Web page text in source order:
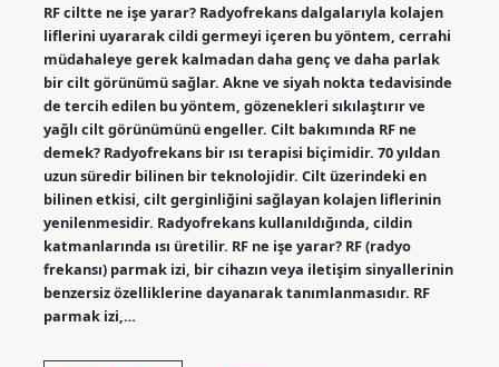
RF ciltte ne işe yarar? Radyofrekans dalgalarıyla kolajen
liflerini uyararak cildi germeyi içeren bu yöntem, cerrahi
müdahaleye gerek kalmadan daha genç ve daha parlak
bir cilt görünümü sağlar. Akne ve siyah nokta tedavisinde
de tercih edilen bu yöntem, gözenekleri sıkılaştırır ve
yağlı cilt görünümünü engeller. Cilt bakımında RF ne
demek? Radyofrekans bir ısı terapisi biçimidir. 70 yıldan
uzun süredir bilinen bir teknolojidir. Cilt üzerindeki en
bilinen etkisi, cilt gerginliğini sağlayan kolajen liflerinin
yenilenmesidir. Radyofrekans kullanıldığında, cildin
katmanlarında ısı üretilir. RF ne işe yarar? RF (radyo
frekansı) parmak izi, bir cihazın veya iletişim sinyallerinin
benzersiz özelliklerine dayanarak tanımlanmasıdır. RF
parmak izi,…